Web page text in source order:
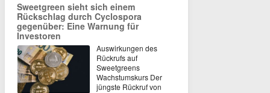
Sweetgreen sieht sich einem
Rückschlag durch Cyclospora
gegenüber: Eine Warnung für
Investoren
Auswirkungen des
Rückrufs auf
Sweetgreens
Wachstumskurs Der
jüngste Rückruf von